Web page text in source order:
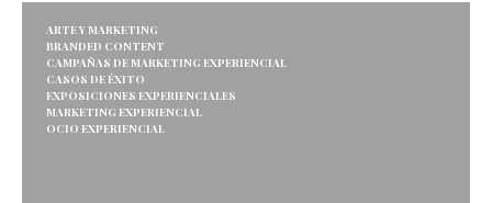
ARTE Y MARKETING
BRANDED CONTENT
CAMPAÑAS DE MARKETING EXPERIENCIAL
CASOS DE ÉXITO
EXPOSICIONES EXPERIENCIALES
MARKETING EXPERIENCIAL
OCIO EXPERIENCIAL